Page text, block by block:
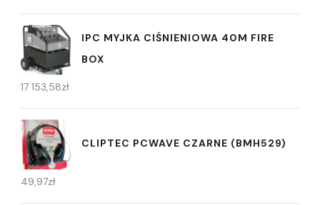
IPC MYJKA CIŚNIENIOWA 40M FIRE
BOX
17 153,58zł
CLIPTEC PCWAVE CZARNE (BMH529)
49,97zł